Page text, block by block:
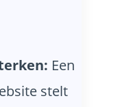
Een
stelt